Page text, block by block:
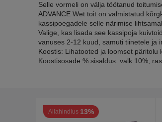
Selle vormeli on välja töötanud
ADVANCE Wet toit on valmistatud
kassipoegadele selle närimise
Valige, kas lisada see kassipoja
vanuses 2-12 kuud, samuti tiinetele ja
Koostis: Lihatooted ja loomset
Koostisosade % sisaldus: valk 10%,
Allahindlus 13%